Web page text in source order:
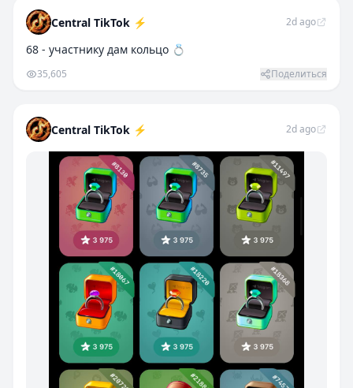
Central TikTok ⚡️ 2d ago
68 - участнику дам кольцо 💍
35,605 Поделиться
Central TikTok ⚡️ 2d ago